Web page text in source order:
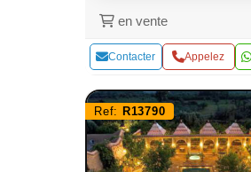
en vente
Contacter Appelez
Ref: R13790